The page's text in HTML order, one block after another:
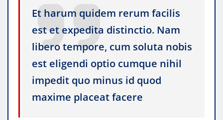
Et harum quidem rerum facilis
est et expedita distinctio. Nam
libero tempore, cum soluta nobis
est eligendi optio cumque nihil
impedit quo minus id quod
maxime placeat facere